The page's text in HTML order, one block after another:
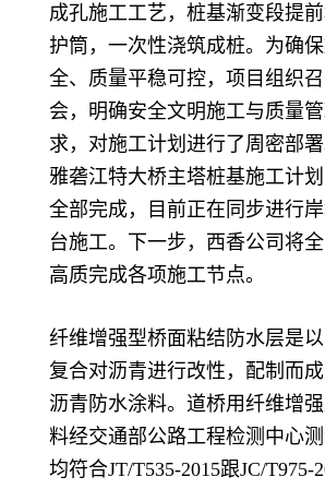
成孔施工工艺，桩基渐变段提
护筒，一次性浇筑成桩。为确
全、质量平稳可控，项目组织
会，明确安全文明施工与质量
求，对施工计划进行了周密部署
雅砻江特大桥主塔桩基施工计划
全部完成，目前正在同步进行
台施工。下一步，西香公司将
高质完成各项施工节点。
纤维增强型桥面粘结防水层是
复合对沥青进行改性，配制而
沥青防水涂料。道桥用纤维增
料经交通部公路工程检测中心
均符合JT/T535-2015跟JC/T975-